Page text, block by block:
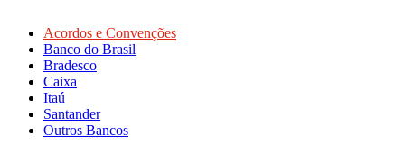
Acordos e Convenções
Banco do Brasil
Bradesco
Caixa
Itaú
Santander
Outros Bancos